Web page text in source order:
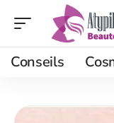
Conseils